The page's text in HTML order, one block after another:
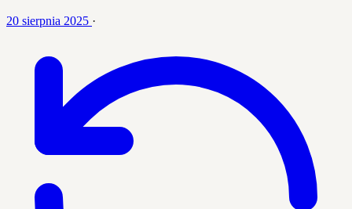
20 sierpnia 2025 ·